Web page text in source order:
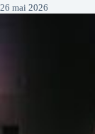
26 mai 2026